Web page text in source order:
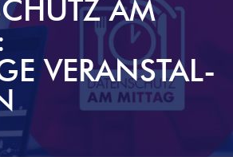
AM
VERANSTAL­